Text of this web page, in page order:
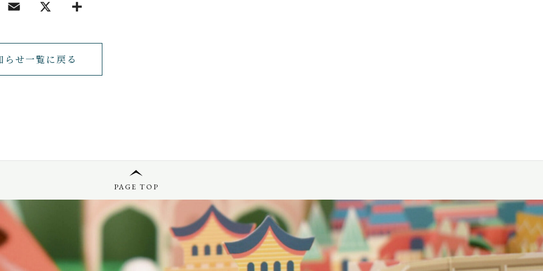
らせ一覧に戻る
PAGE TOP